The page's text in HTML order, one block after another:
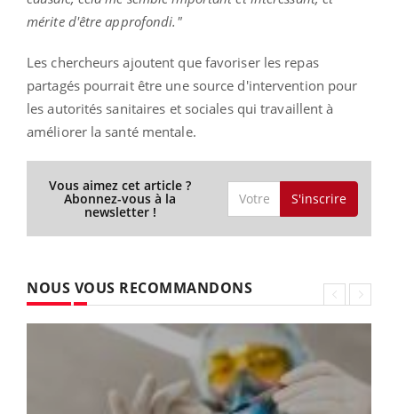
mérite d'être approfondi."
Les chercheurs ajoutent que favoriser les repas
partagés pourrait être une source d'intervention pour
les autorités sanitaires et sociales qui travaillent à
améliorer la santé mentale.
Vous aimez cet article ?
Abonnez-vous à la
newsletter !
S'inscrire
NOUS VOUS RECOMMANDONS